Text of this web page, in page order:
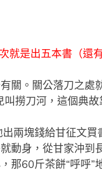
是出五本書（還有
關。關公落刀之
撈刀河，這個典
兩塊錢給甘征文
動身，從甘家沖
那60斤茶餅“呼呼